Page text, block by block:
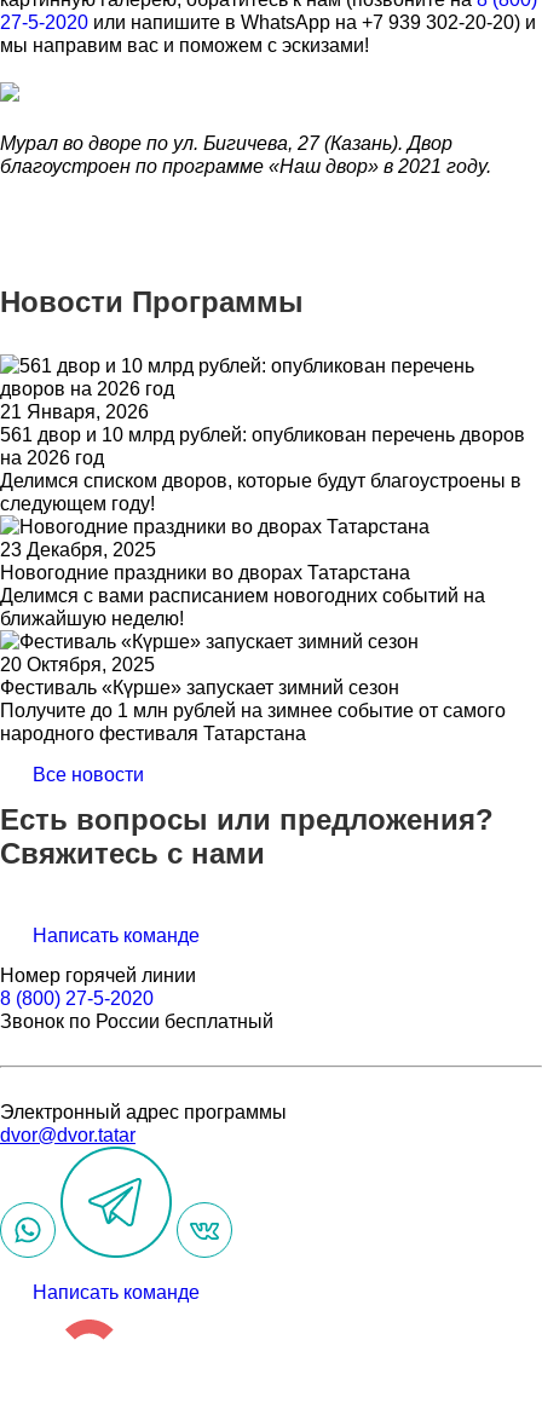
27-5-2020 или напишите в WhatsApp на +7 939 302-20-20) и
мы направим вас и поможем с эскизами!
Мурал во дворе по ул. Бигичева, 27 (Казань). Двор
благоустроен по программе «Наш двор» в 2021 году.
Новости Программы
21 Января, 2026
561 двор и 10 млрд рублей: опубликован перечень дворов
на 2026 год
Делимся списком дворов, которые будут благоустроены в
следующем году!
23 Декабря, 2025
Новогодние праздники во дворах Татарстана
Делимся с вами расписанием новогодних событий на
ближайшую неделю!
20 Октября, 2025
Фестиваль «Күрше» запускает зимний сезон
Получите до 1 млн рублей на зимнее событие от самого
народного фестиваля Татарстана
Все новости
Есть вопросы или предложения?
Свяжитесь с нами
Написать команде
Номер горячей линии
8 (800) 27-5-2020
Звонок по России бесплатный
Электронный адрес программы
dvor@dvor.tatar
Написать команде